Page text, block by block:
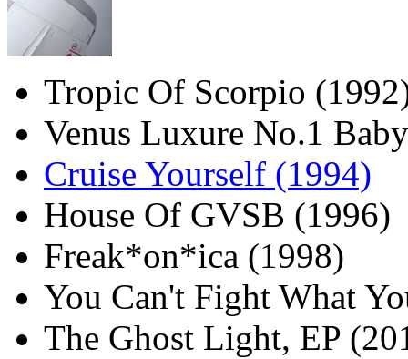
Tropic Of Scorpio
Venus Luxure No.1
Cruise Yourself (1994)
House Of GVSB (1996)
Freak*on*ica (1998)
You Can't Fight What
The Ghost Light, EP